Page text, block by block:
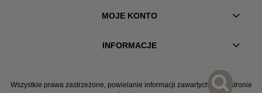
MOJE KONTO
INFORMACJE
Wszystkie prawa zastrzeżone, powielanie informacji zawartych na tej stronie